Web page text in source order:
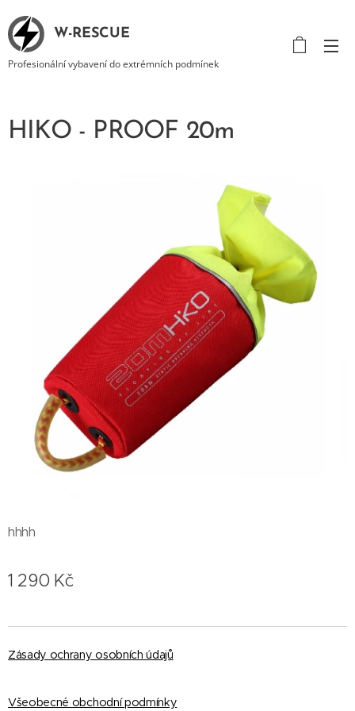
W-RESCUE
Profesionální vybavení do extrémních podmínek
HIKO - PROOF 20m
hhhh
1 290 Kč
Zásady ochrany osobních údajů
Všeobecné obchodní podmínky